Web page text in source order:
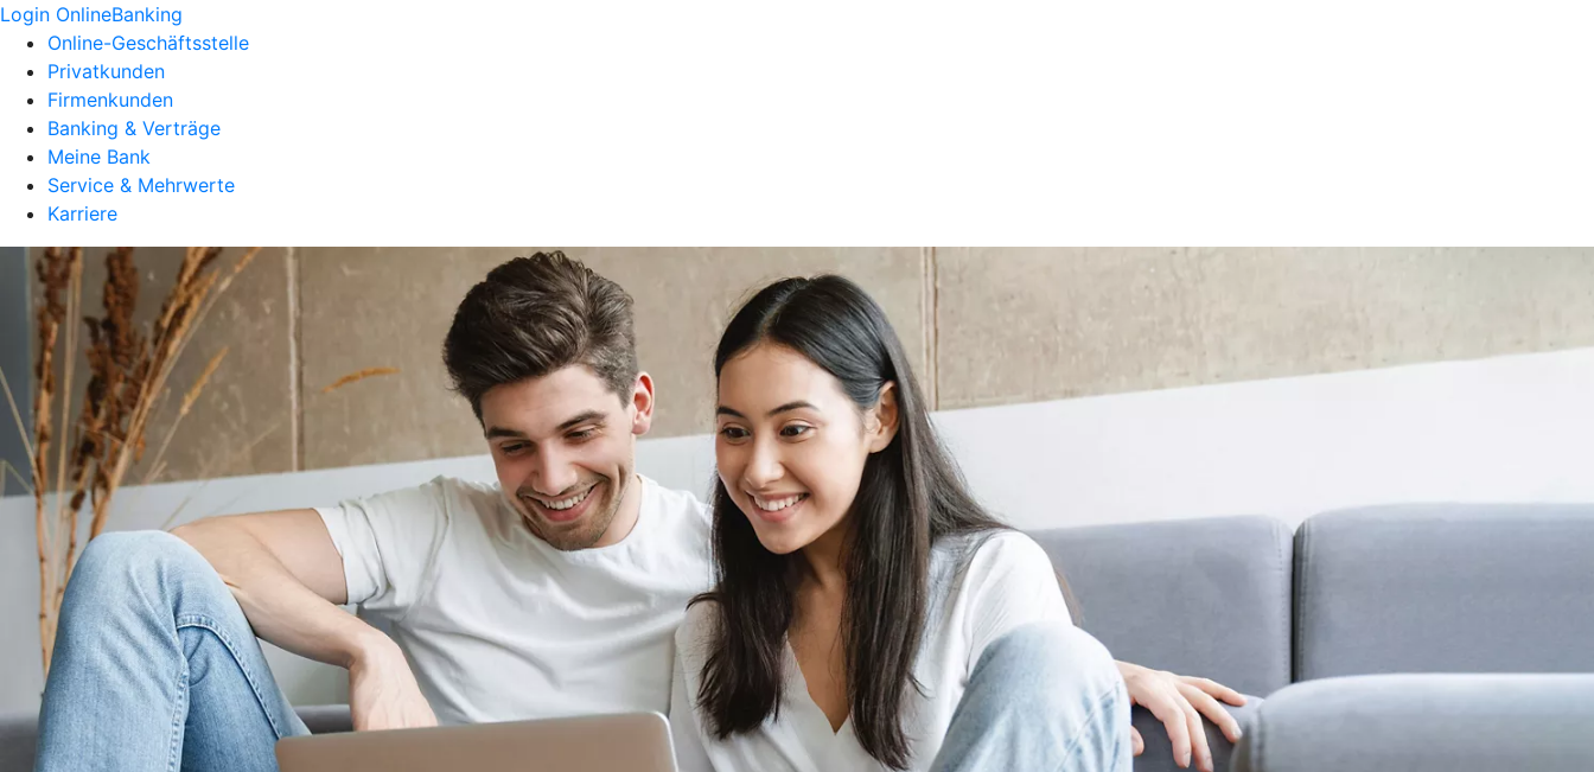
Login OnlineBanking
Online-Geschäftsstelle
Privatkunden
Firmenkunden
Banking & Verträge
Meine Bank
Service & Mehrwerte
Karriere